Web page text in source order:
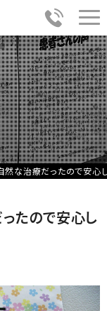
然な治療だったので安心し
たので安心し